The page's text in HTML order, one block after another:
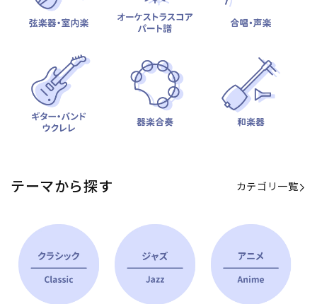
テーマから探す カテゴリ一覧